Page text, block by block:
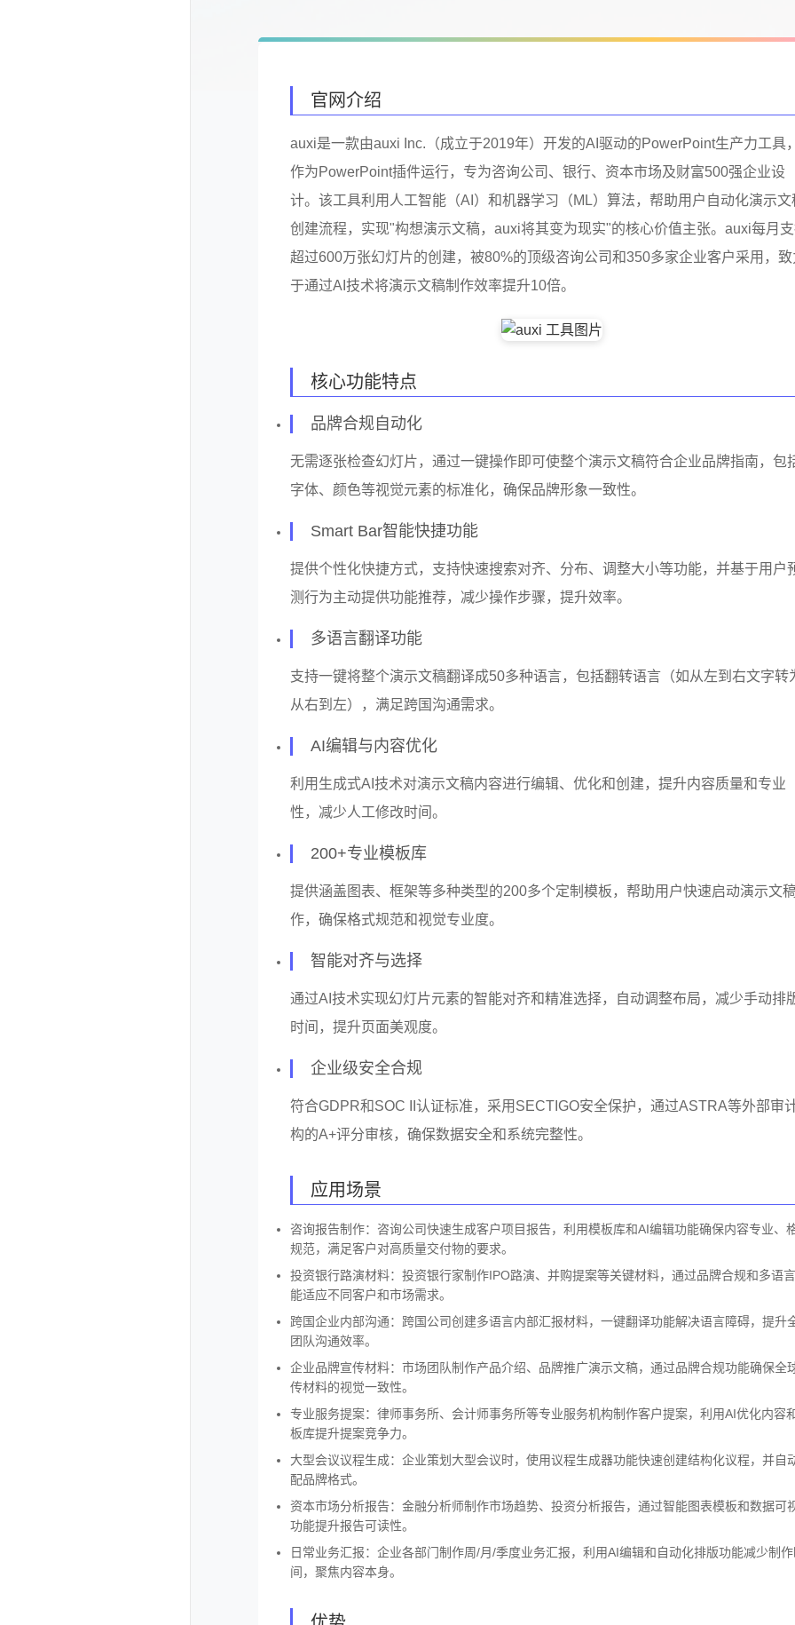
官网介绍
auxi是一款由auxi Inc.（成立于2019年）开发的AI驱动的PowerPoint生产力工具，
作为PowerPoint插件运行，专为咨询公司、银行、资本市场及财富500强企业设
计。该工具利用人工智能（AI）和机器学习（ML）算法，帮助用户自动化演示文
创建流程，实现"构想演示文稿，auxi将其变为现实"的核心价值主张。auxi每月
超过600万张幻灯片的创建，被80%的顶级咨询公司和350多家企业客户采用，致
于通过AI技术将演示文稿制作效率提升10倍。
核心功能特点
品牌合规自动化
无需逐张检查幻灯片，通过一键操作即可使整个演示文稿符合企业品牌指南，包
字体、颜色等视觉元素的标准化，确保品牌形象一致性。
Smart Bar智能快捷功能
提供个性化快捷方式，支持快速搜索对齐、分布、调整大小等功能，并基于用户
测行为主动提供功能推荐，减少操作步骤，提升效率。
多语言翻译功能
支持一键将整个演示文稿翻译成50多种语言，包括翻转语言（如从左到右文字转
从右到左），满足跨国沟通需求。
AI编辑与内容优化
利用生成式AI技术对演示文稿内容进行编辑、优化和创建，提升内容质量和专业
性，减少人工修改时间。
200+专业模板库
提供涵盖图表、框架等多种类型的200多个定制模板，帮助用户快速启动演示文
作，确保格式规范和视觉专业度。
智能对齐与选择
通过AI技术实现幻灯片元素的智能对齐和精准选择，自动调整布局，减少手动排
时间，提升页面美观度。
企业级安全合规
符合GDPR和SOC II认证标准，采用SECTIGO安全保护，通过ASTRA等外部审
构的A+评分审核，确保数据安全和系统完整性。
应用场景
咨询报告制作：咨询公司快速生成客户项目报告，利用模板库和AI编辑功能确保内容专业、
规范，满足客户对高质量交付物的要求。
投资银行路演材料：投资银行家制作IPO路演、并购提案等关键材料，通过品牌合规和多语
能适应不同客户和市场需求。
跨国企业内部沟通：跨国公司创建多语言内部汇报材料，一键翻译功能解决语言障碍，提升
团队沟通效率。
企业品牌宣传材料：市场团队制作产品介绍、品牌推广演示文稿，通过品牌合规功能确保全
传材料的视觉一致性。
专业服务提案：律师事务所、会计师事务所等专业服务机构制作客户提案，利用AI优化内容
板库提升提案竞争力。
大型会议议程生成：企业策划大型会议时，使用议程生成器功能快速创建结构化议程，并自
配品牌格式。
资本市场分析报告：金融分析师制作市场趋势、投资分析报告，通过智能图表模板和数据可
功能提升报告可读性。
日常业务汇报：企业各部门制作周/月/季度业务汇报，利用AI编辑和自动化排版功能减少制
间，聚焦内容本身。